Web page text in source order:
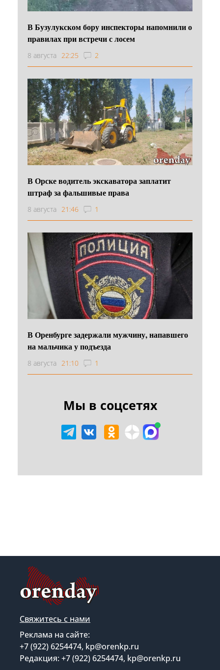
В Бузулукском бору инспекторы напомнили о
правилах при встречи с лосем
8 августа 22:25 2
В Орске водитель экскаватора заплатит
штраф за фальшивые права
8 августа 21:46 1
В Оренбурге задержали мужчину, напавшего
на мальчика у подъезда
8 августа 21:10 1
Мы в соцсетях
Свяжитесь с нами
Реклама на сайте:
+7 (922) 6254474, kp@orenkp.ru
Редакция: +7 (922) 6254474, kp@orenkp.ru